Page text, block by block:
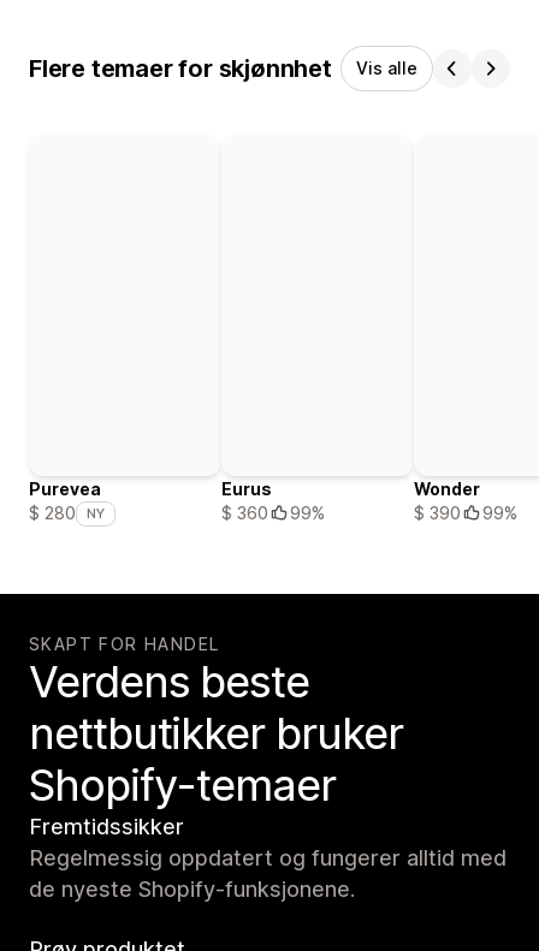
Flere temaer for skjønnhet Vis alle
Purevea
$ 280
NY
Eurus
$ 360
99%
Wonder
$ 390
99%
SKAPT FOR HANDEL
Verdens beste
nettbutikker bruker
Shopify-temaer
Fremtidssikker
Regelmessig oppdatert og fungerer alltid med
de nyeste Shopify-funksjonene.